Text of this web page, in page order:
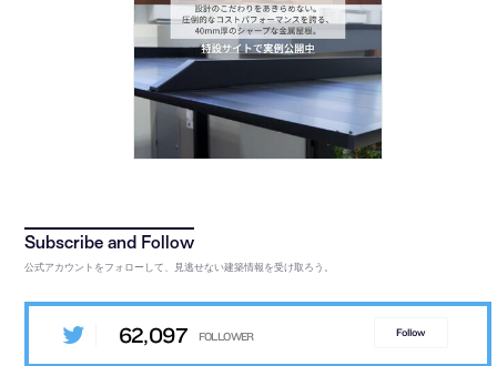
公式アカウントをフォローして、見逃せない建築情報を受け取ろう。
62,097 Follow